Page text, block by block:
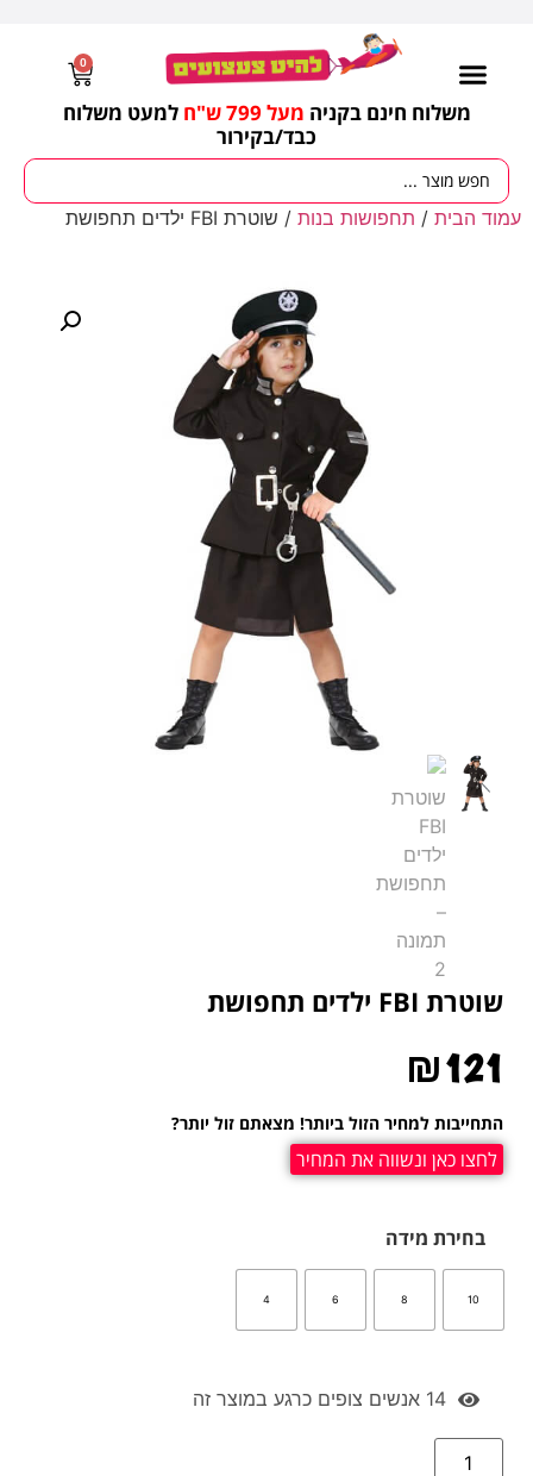
משלוח חינם בקניה מעל 799 ש"ח
למעט משלוח
כבד/בקירור
0
עמוד הבית / תחפושות בנות / שוטרת FBI ילדים תחפושת
שוטרת FBI ילדים תחפושת
₪121
התחייבות למחיר הזול ביותר! מצאתם זול יותר?
לחצו כאן ונשווה את המחיר
בחירת מידה
10
8
6
4
14 אנשים צופים כרגע במוצר זה